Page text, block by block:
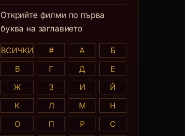
Открийте филми по първа
буква на заглавието
ВСИЧКИ # А
Б
В
Г Д
Е
Ж
З И
Й
К
Л М
Н
О
П Р
С